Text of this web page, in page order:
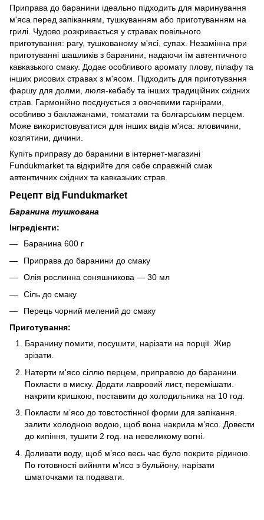
Приправа до баранини ідеально підходить для маринування
м'яса перед запіканням, тушкуванням або приготуванням на
грилі. Чудово розкривається у стравах повільного
приготування: рагу, тушкованому м'ясі, супах. Незамінна при
приготуванні шашликів з баранини, надаючи їм автентичного
кавказького смаку. Додає особливого аромату плову, пілафу та
інших рисових стравах з м'ясом. Підходить для приготування
фаршу для долми, люля-кебабу та інших традиційних східних
страв. Гармонійно поєднується з овочевими гарнірами,
особливо з баклажанами, томатами та болгарським перцем.
Може використовуватися для інших видів м'яса: яловичини,
козлятини, дичини.
Купіть приправу до баранини в інтернет-магазині
Fundukmarket та відкрийте для себе справжній смак
автентичних східних та кавказьких страв.
Рецепт від Fundukmarket
Баранина тушкована
Інгредієнти:
Баранина 600 г
Приправа до баранини до смаку
Олія рослинна соняшникова — 30 мл
Сіль до смаку
Перець чорний мелений до смаку
Приготування:
Баранину помити, посушити, нарізати на порції. Жир
зрізати.
Натерти м'ясо сіллю перцем, приправою до баранини.
Покласти в миску. Додати лавровий лист, перемішати.
накрити кришкою, поставити до холодильника на 10 год.
Покласти м’ясо до товстостінної форми для запікання.
залити холодною водою, щоб вона накрила м’ясо. Довести
до кипіння, тушити 2 год. на невеликому вогні.
Доливати воду, щоб м’ясо весь час було покрите рідиною.
По готовності вийняти м’ясо з бульйону, нарізати
шматочками та подавати.